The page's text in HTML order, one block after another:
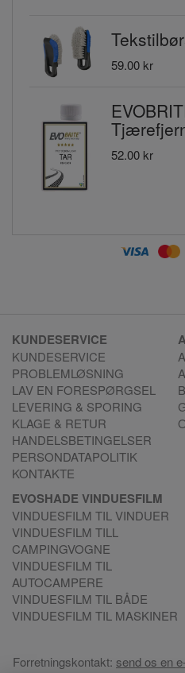
59.00 kr
52.00 kr
KUNDESERVICE
KUNDESERVICE
PROBLEMLØSNING
LAV EN FORESPØRGSEL
LEVERING & SPORING
KLAGE & RETUR
HANDELSBETINGELSER
PERSONDATAPOLITIK
KONTAKTE
EVOSHADE VINDUESFILM
VINDUESFILM TIL VINDUER
VINDUESFILM TILL
CAMPINGVOGNE
VINDUESFILM TIL
AUTOCAMPERE
VINDUESFILM TIL BÅDE
VINDUESFILM TIL MASKINER
Forretningskontakt: send os en